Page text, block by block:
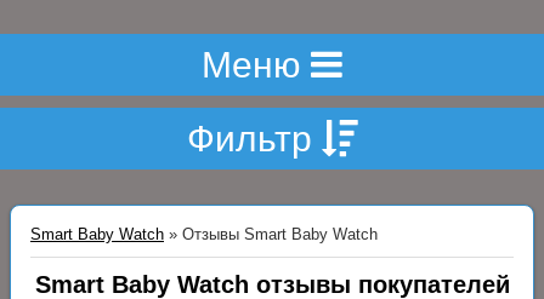
Меню
Фильтр
Smart Baby Watch » Отзывы Smart Baby Watch
Smart Baby Watch отзывы покупателей